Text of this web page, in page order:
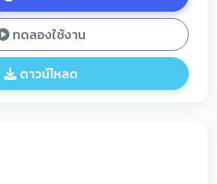
ทดลองใช้งาน
ดาวน์โหลด